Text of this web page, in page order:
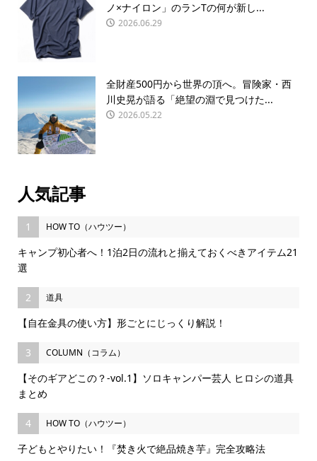
ノ×ナイロン」のランTの何が新し...
2026.06.29
全財産500円から世界の頂へ。冒険家・西
川史晃が語る「絶望の淵で見つけた...
2026.05.22
人気記事
1 HOW TO（ハウツー）
キャンプ初心者へ！1泊2日の流れと揃えておくべきアイテム21
選
2 道具
【自在金具の使い方】形ごとにじっくり解説！
3 COLUMN（コラム）
【そのギアどこの？-vol.1】ソロキャンパー芸人 ヒロシの道具
まとめ
4 HOW TO（ハウツー）
子どもとやりたい！『焚き火で絶品焼き芋』完全攻略法